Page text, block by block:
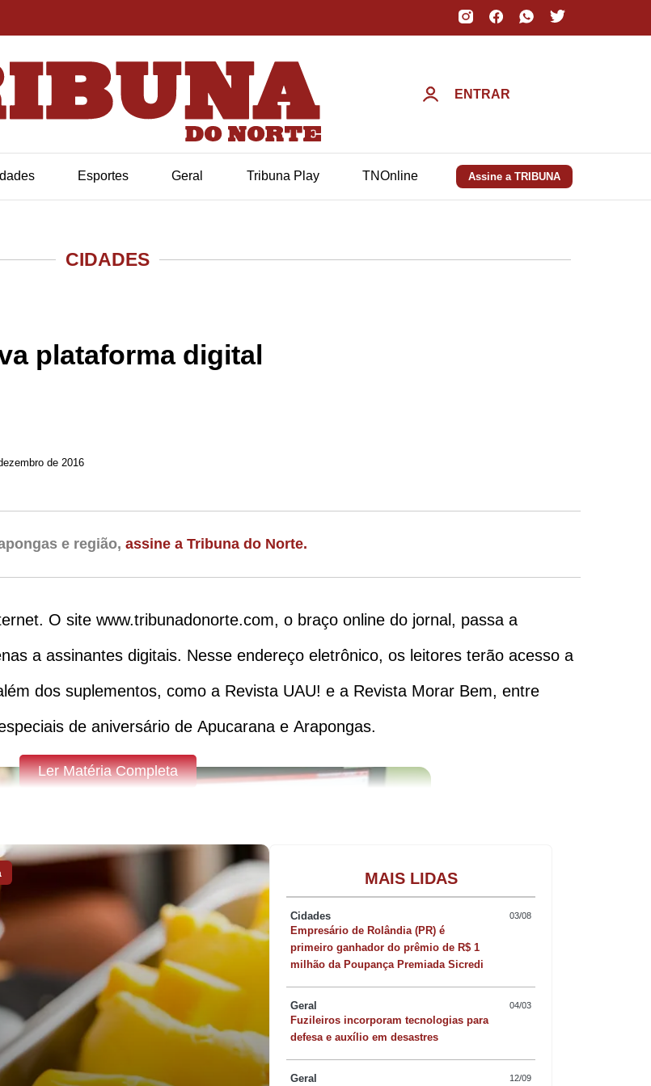
ENTRAR
Esportes Geral Tribuna Play TNOnline Assine a TRIBUNA
CIDADES
plataforma digital
Atualizado em 02 de dezembro de 2016
e região, assine a Tribuna do Norte.
O site www.tribunadonorte.com, o braço online do jornal, passa a
a assinantes digitais. Nesse endereço eletrônico, os leitores terão acesso a
dos suplementos, como a Revista UAU! e a Revista Morar Bem, entre
de aniversário de Apucarana e Arapongas.
Ler Matéria Completa
MAIS LIDAS
Cidades 03/08
Empresário de Rolândia (PR) é
primeiro ganhador do prêmio de R$ 1
milhão da Poupança Premiada Sicredi
Geral 04/03
Fuzileiros incorporam tecnologias para
defesa e auxílio em desastres
Geral 12/09